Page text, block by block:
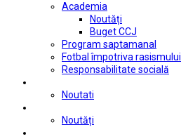
Academia
Noutăți
Buget CCJ
Program saptamanal
Fotbal împotriva rasismului
Responsabilitate socială
Noutati
Noutăți